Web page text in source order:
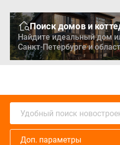
Поиск домов и
Найдите идеальный дом
Санкт-Петербурге и
Удобный поиск
Доп. параметры